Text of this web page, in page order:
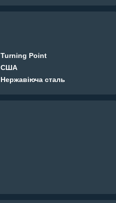
Turning Point
США
Нержавіюча сталь